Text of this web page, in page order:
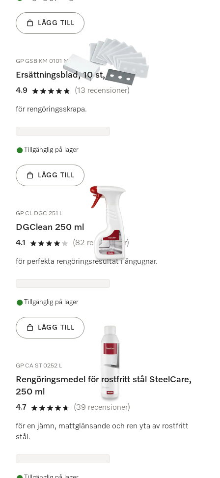
LÄGG TILL
GP GSB KM 0101 M
Ersättningsblad, 10 st,
4.9
4.9 stars out of 5
(13 recensioner)
för rengöringsskrapa.
Tillgänglig på lager
LÄGG TILL
GP CL DGC 251 L
DGClean 250 ml
4.1
4.1 stars out of 5
(82 recensioner)
för perfekta rengöringsresultat i ångugnar.
Tillgänglig på lager
LÄGG TILL
GP CA ST 0252 L
Rengöringsmedel för rostfritt stål SteelCare,
250 ml
4.7
4.7 stars out of 5
(39 recensioner)
för en jämn, mattglänsande och ren yta av rostfritt
stål.